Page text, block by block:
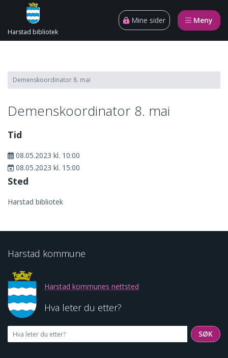
Gå til innhold
Harstad bibliotek
Meny
Mine sider
Demenskoordinator 8. mai
Demenskoordinator 8. mai
Tid
08.05.2023 kl. 10:00
08.05.2023 kl. 15:00
Sted
Harstad bibliotek
Harstad kommune
Harstad kommunes nettsted
Hva leter du etter?
SØK
SØK